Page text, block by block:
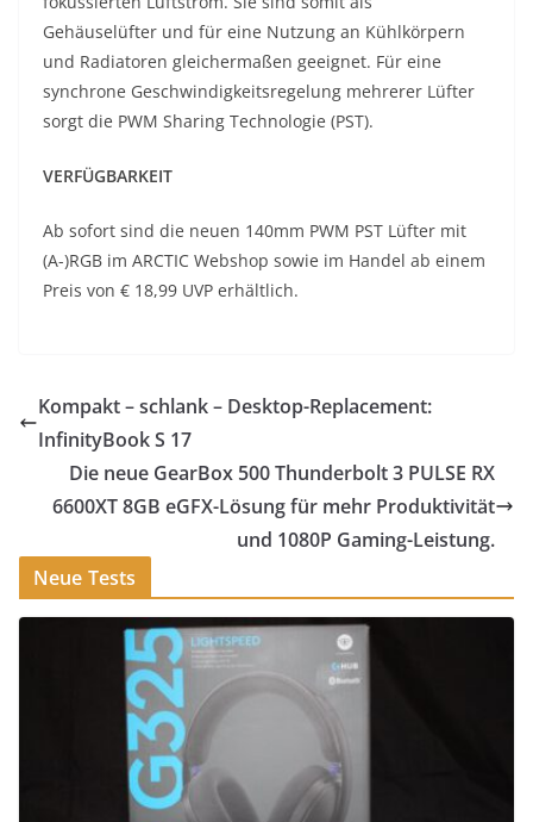
Gehäuselüfter und für eine Nutzung an Kühlkörpern
und Radiatoren gleichermaßen geeignet. Für eine
synchrone Geschwindigkeitsregelung mehrerer Lüfter
sorgt die PWM Sharing Technologie (PST).
VERFÜGBARKEIT
Ab sofort sind die neuen 140mm PWM PST Lüfter mit
(A-)RGB im ARCTIC Webshop sowie im Handel ab einem
Preis von € 18,99 UVP erhältlich.
Kompakt – schlank – Desktop-Replacement:
InfinityBook S 17
Die neue GearBox 500 Thunderbolt 3 PULSE RX
6600XT 8GB eGFX-Lösung für mehr Produktivität
und 1080P Gaming-Leistung.
Neue Tests